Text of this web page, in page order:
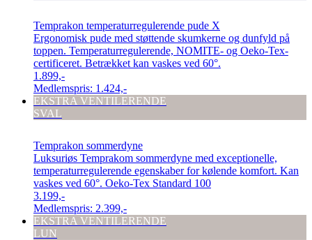
Temprakon temperaturregulerende pude X
Ergonomisk pude med støttende skumkerne og dunfyld på
toppen. Temperaturregulerende, NOMITE- og Oeko-Tex-
certificeret. Betrækket kan vaskes ved 60°.
1.899,-
Medlemspris: 1.424,-
EKSTRA VENTILERENDE
SVAL
Temprakon sommerdyne
Luksuriøs Temprakom sommerdyne med exceptionelle,
temperaturregulerende egenskaber for kølende komfort. Kan
vaskes ved 60°. Oeko-Tex Standard 100
3.199,-
Medlemspris: 2.399,-
EKSTRA VENTILERENDE
LUN